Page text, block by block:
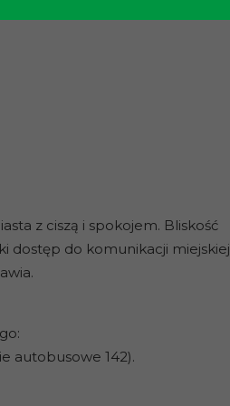
z ciszą i spokojem. Bliskość
dostęp do komunikacji miejskiej
autobusowe 142).